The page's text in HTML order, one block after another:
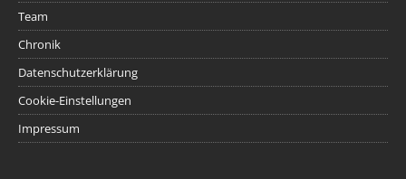
Team
Chronik
Datenschutzerklärung
Cookie-Einstellungen
Impressum